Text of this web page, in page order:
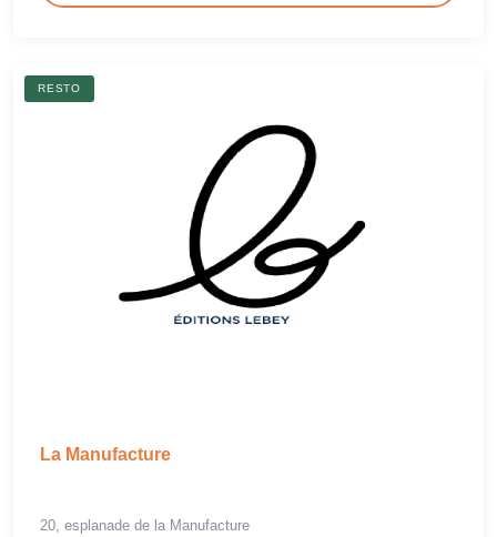
RESTO
La Manufacture
20, esplanade de la Manufacture